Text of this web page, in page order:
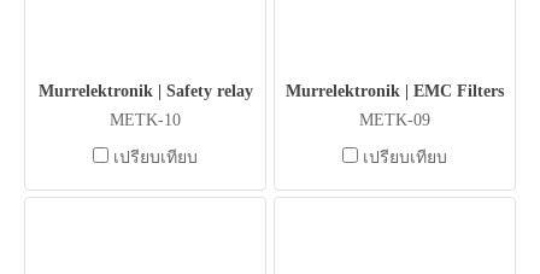
Murrelektronik | Safety relay
METK-10
เปรียบเทียบ
Murrelektronik | EMC Filters
METK-09
เปรียบเทียบ